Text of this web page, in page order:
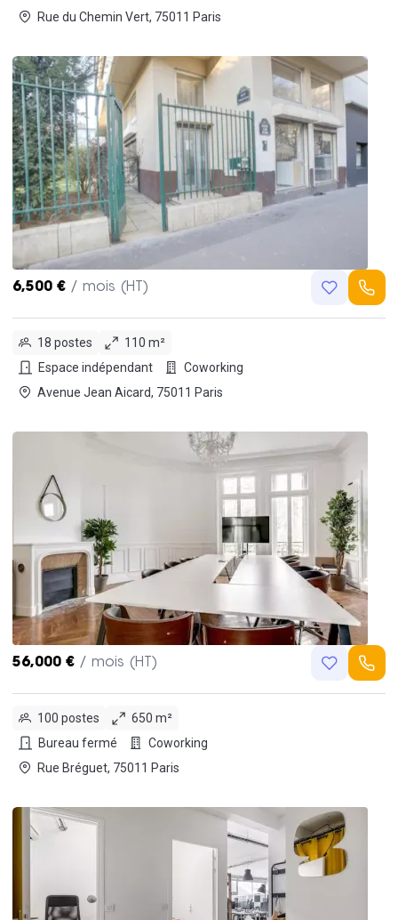
Rue du Chemin Vert, 75011 Paris
6,500 € / mois (HT)
18 postes
110 m²
Espace indépendant
Coworking
Avenue Jean Aicard, 75011 Paris
56,000 € / mois (HT)
100 postes
650 m²
Bureau fermé
Coworking
Rue Bréguet, 75011 Paris